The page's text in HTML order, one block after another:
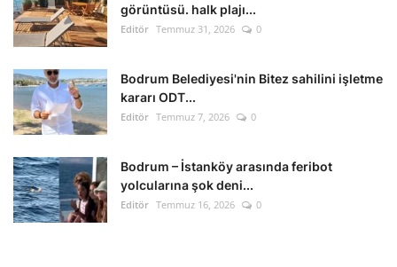
görüntüsü. halk plajı...
Editör Temmuz 31, 2026 0
Bodrum Belediyesi'nin Bitez sahilini işletme
kararı ODT...
Editör Temmuz 7, 2026 0
Bodrum – İstanköy arasında feribot
yolcularına şok deni...
Editör Temmuz 16, 2026 0